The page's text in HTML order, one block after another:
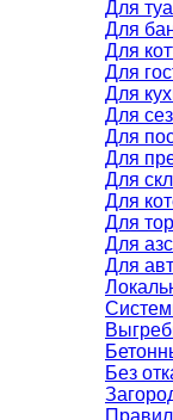
Для
Для
Для
Для
Для
Для
Для
Для
Для
Для
Для
Для
Для
Без